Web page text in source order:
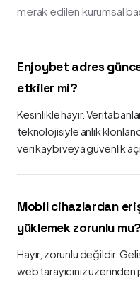
merak edilen kurumsal
Enjoybet adres
etkiler mi?
Kesinlikle hayır.
teknolojisiyle anlık
veri kaybı veya güvenlik
Mobil cihazlardan
yüklemek zorunlu mu?
Hayır, zorunlu değildir.
web tarayıcınız